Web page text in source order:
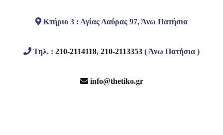
Κτήριο 3 : Αγίας Λαύρας 97, Άνω Πατήσια
Τηλ. : 210-2114118, 210-2113353 ( Άνω Πατήσια )
info@thetiko.gr